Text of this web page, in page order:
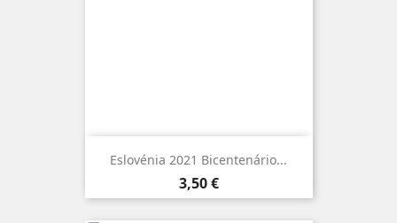
Eslovénia 2021 Bicentenário...
Preço
3,50 €